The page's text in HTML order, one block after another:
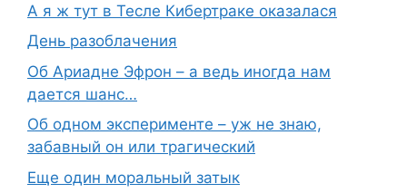
А я ж тут в Тесле Кибертраке оказалася
День разоблачения
Об Ариадне Эфрон – а ведь иногда нам
дается шанс…
Об одном эксперименте – уж не знаю,
забавный он или трагический
Еще один моральный затык